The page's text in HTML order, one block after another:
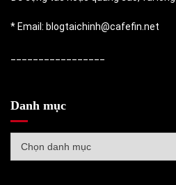
* Email: blogtaichinh@cafefin.net
Danh mục
mục